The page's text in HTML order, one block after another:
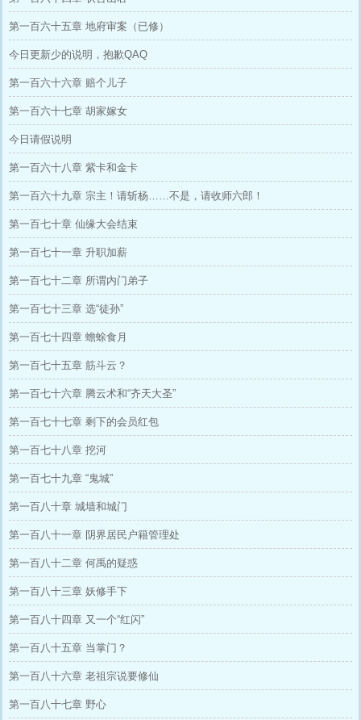
第一百六十五章 地府审案（已修）
今日更新少的说明，抱歉QAQ
第一百六十六章 赔个儿子
第一百六十七章 胡家嫁女
今日请假说明
第一百六十八章 紫卡和金卡
第一百六十九章 宗主！请斩杨……不是，请收师六郎！
第一百七十章 仙缘大会结束
第一百七十一章 升职加薪
第一百七十二章 所谓内门弟子
第一百七十三章 选“徒孙”
第一百七十四章 蟾蜍食月
第一百七十五章 筋斗云？
第一百七十六章 腾云术和“齐天大圣”
第一百七十七章 剩下的会员红包
第一百七十八章 挖河
第一百七十九章 “鬼城”
第一百八十章 城墙和城门
第一百八十一章 阴界居民户籍管理处
第一百八十二章 何禹的疑惑
第一百八十三章 妖修手下
第一百八十四章 又一个“红闪”
第一百八十五章 当掌门？
第一百八十六章 老祖宗说要修仙
第一百八十七章 野心